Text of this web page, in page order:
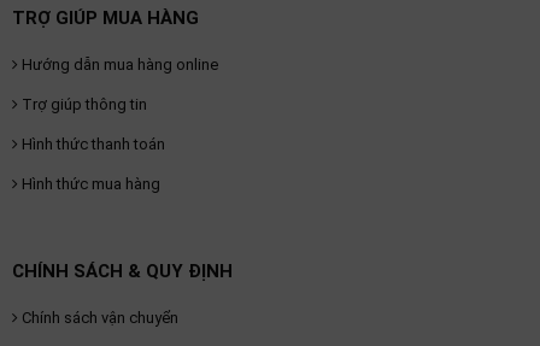
TRỢ GIÚP MUA HÀNG
Hướng dẫn mua hàng online
Trợ giúp thông tin
Hình thức thanh toán
Hình thức mua hàng
CHÍNH SÁCH & QUY ĐỊNH
Chính sách vận chuyển